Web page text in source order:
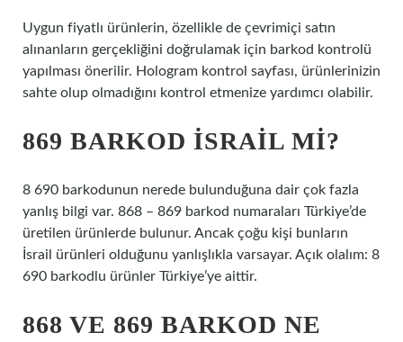
Uygun fiyatlı ürünlerin, özellikle de çevrimiçi satın
alınanların gerçekliğini doğrulamak için barkod kontrolü
yapılması önerilir. Hologram kontrol sayfası, ürünlerinizin
sahte olup olmadığını kontrol etmenize yardımcı olabilir.
869 BARKOD İSRAIL MI?
8 690 barkodunun nerede bulunduğuna dair çok fazla
yanlış bilgi var. 868 – 869 barkod numaraları Türkiye’de
üretilen ürünlerde bulunur. Ancak çoğu kişi bunların
İsrail ürünleri olduğunu yanlışlıkla varsayar. Açık olalım: 8
690 barkodlu ürünler Türkiye’ye aittir.
868 VE 869 BARKOD NE